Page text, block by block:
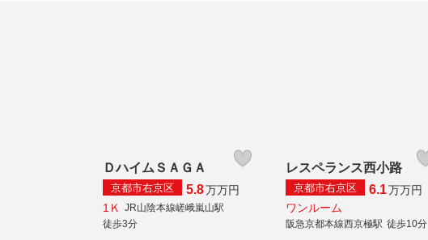
ＤハイムＳＡＧＡ
京都市右京区 5.8万万円
1Ｋ
JR山陰本線嵯峨嵐山駅
徒歩3分
レスペランス西小路
京都市右京区 6.1万万円
ワンルーム
阪急京都本線西京極駅 徒歩10分